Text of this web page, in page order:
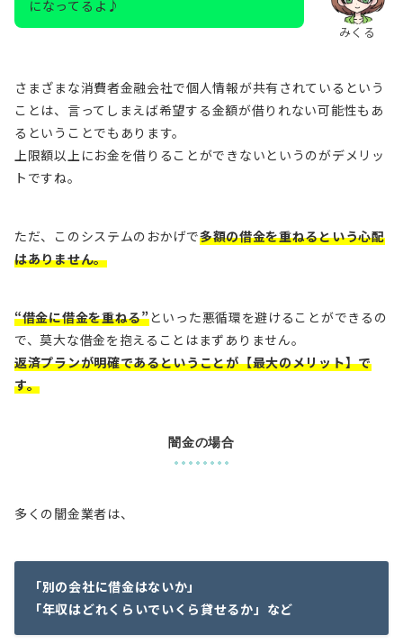
みくる
になってるよ♪
さまざまな消費者金融会社で個人情報が共有されているという
ことは、言ってしまえば希望する金額が借りれない可能性もあ
るということでもあります。
上限額以上にお金を借りることができないというのがデメリッ
トですね。
ただ、このシステムのおかげで多額の借金を重ねるという心配
はありません。
“借金に借金を重ねる”といった悪循環を避けることができるの
で、莫大な借金を抱えることはまずありません。
返済プランが明確であるということが【最大のメリット】で
す。
闇金の場合
多くの闇金業者は、
「別の会社に借金はないか」
「年収はどれくらいでいくら貸せるか」など